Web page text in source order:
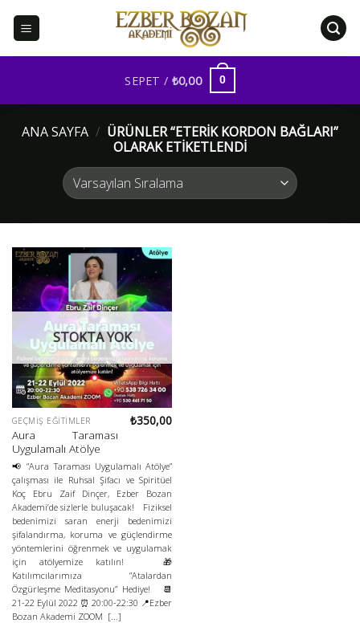
SEPET / ₺0,00 0
ANA SAYFA / ÜRÜNLER “ETERIK KORDON BAĞLARI”
OLARAK ETIKETLENDI
STOKTA YOK
GEÇMIŞ EĞITIMLER
Aura Taraması
Uygulamalı Atölye
₺350,00
📢 “Aura Taraması Uygulamalı Atölye”
çalışması ile Ruhsal Şifacı ve Spiritüel
Koç Ebru Zaif Dinçer, Ezber Bozan
Akademi’de sizlerle buluşacak! Fiziksel
bedenimizi saran enerji bedenimizi
şifalandırma, koruma ve güçlendirme
yöntemlerini öğrenmek ve uygulamak
için atölyemize katılın! 🎁
Katılımcılarımıza “Atalardan
Özgürleşme Meditasyonu” Hediye! 📆
21-22 Eylül 2022 ⏰ 20:00-22:30 📍Ezber
Bozan Akademi ZOOM [...]